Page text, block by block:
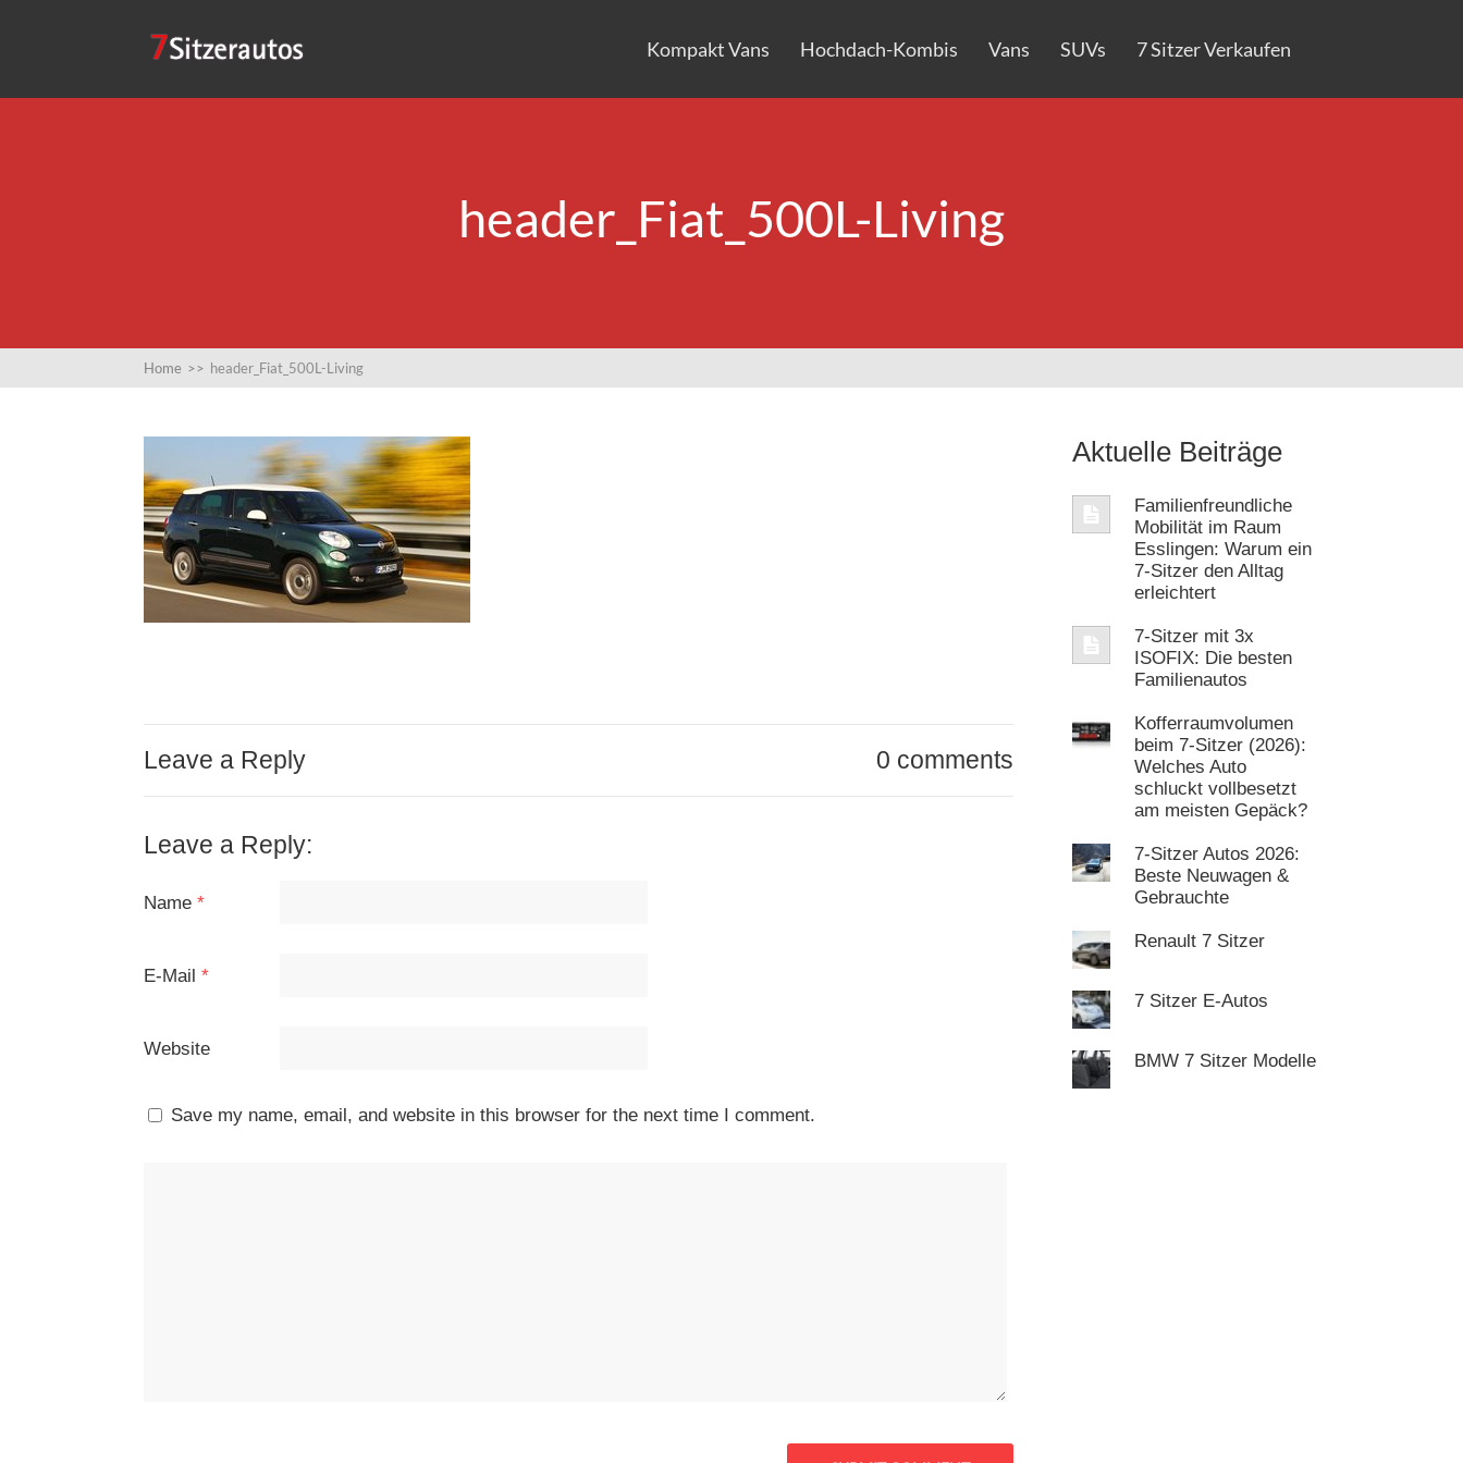
Kompakt Vans Hochdach-Kombis Vans SUVs 7 Sitzer Verkaufen
header_Fiat_500L-Living
Home >> header_Fiat_500L-Living
Leave a Reply 0 comments
Leave a Reply:
Name *
E-Mail *
Website
Save my name, email, and website in this browser for the next time I comment.
Aktuelle Beiträge
Familienfreundliche
Mobilität im Raum
Esslingen: Warum ein
7‑Sitzer den Alltag
erleichtert
7-Sitzer mit 3x
ISOFIX: Die besten
Familienautos
Kofferraumvolumen
beim 7-Sitzer (2026):
Welches Auto
schluckt vollbesetzt
am meisten Gepäck?
7-Sitzer Autos 2026:
Beste Neuwagen &
Gebrauchte
Renault 7 Sitzer
7 Sitzer E-Autos
BMW 7 Sitzer Modelle